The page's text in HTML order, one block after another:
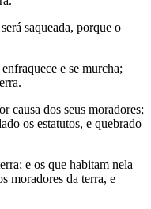
saqueada, porque o
e se murcha;
causa dos seus moradores;
os estatutos, e quebrado
e os que habitam nela
moradores da terra, e